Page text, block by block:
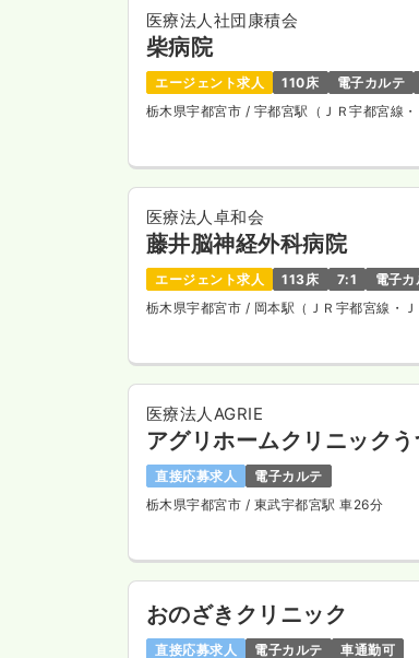
医療法人社団康積会
柴病院
エージェント求人 110床 電子カルテ
栃木県宇都宮市 / 宇都宮駅（ＪＲ宇都宮線
医療法人卓和会
藤井脳神経外科病院
エージェント求人 113床 7:1 電子カ
栃木県宇都宮市 / 岡本駅（ＪＲ宇都宮線・
医療法人AGRIE
アグリホームクリニック
直接応募求人
電子カルテ
栃木県宇都宮市 / 東武宇都宮駅 車26分
おのざきクリニック
直接応募求人 電子カルテ 車通勤可